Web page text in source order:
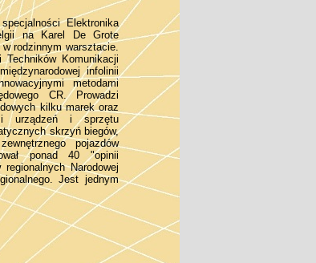
Elektronika
na Karel De Grote
rodzinnym warsztacie.
Komunikacji
infolinii
metodami
CR. Prowadzi
kilku marek oraz
urządzeń i sprzętu
skrzyń biegów,
pojazdów
ponad 40 "opinii
Narodowej
Jest jednym